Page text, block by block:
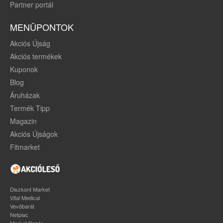
Partner portál
MENÜPONTOK
Akciós Újság
Akciós termékek
Kuponok
Blog
Áruházak
Termék Tipp
Magazin
Akciós Újságok
Fitmarket
Diszkont Market
Vital Medical
Vevőbarát
Netpiac